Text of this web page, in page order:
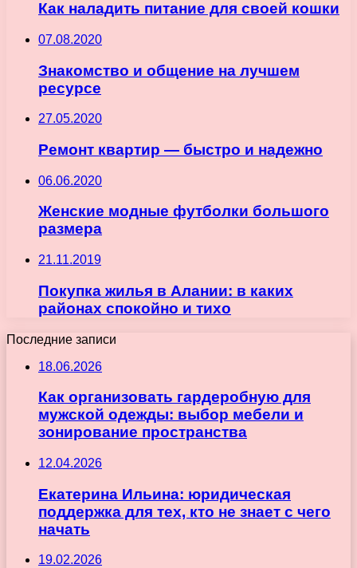
Как наладить питание для своей кошки
07.08.2020
Знакомство и общение на лучшем
ресурсе
27.05.2020
Ремонт квартир — быстро и надежно
06.06.2020
Женские модные футболки большого
размера
21.11.2019
Покупка жилья в Алании: в каких
районах спокойно и тихо
Последние записи
18.06.2026
Как организовать гардеробную для
мужской одежды: выбор мебели и
зонирование пространства
12.04.2026
Екатерина Ильина: юридическая
поддержка для тех, кто не знает с чего
начать
19.02.2026